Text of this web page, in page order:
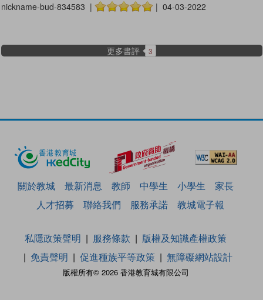
nickname-bud-834583 | | 04-03-2022
更多書評 3
關於教城 最新消息 教師 中學生 小學生
家長
人才招募
聯絡我們 服務承諾 教城電子報
版權所有© 2026 香港教育城有限公司
私隱政策聲明 服務條款
版權及知識產權政策
免責聲明
促進種族平等政策 無障礙網站設計